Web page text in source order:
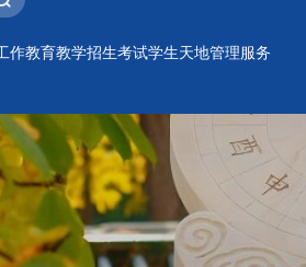
作教育教学招生考试学生天地管理服务